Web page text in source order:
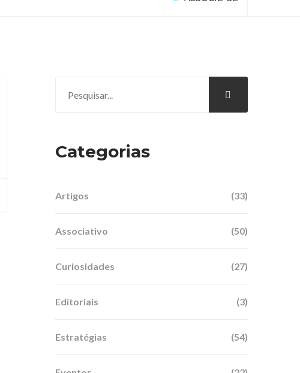
Categorias
Artigos (33)
Associativo (50)
Curiosidades (27)
Editoriais (3)
Estratégias (54)